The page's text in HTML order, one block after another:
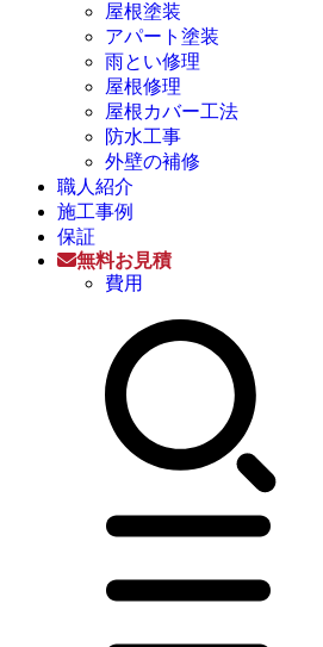
屋根塗装
アパート塗装
雨とい修理
屋根修理
屋根カバー工法
防水工事
外壁の補修
職人紹介
施工事例
保証
無料お見積
費用